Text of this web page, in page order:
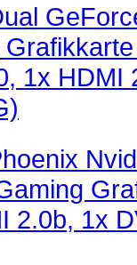
1x HDMI
2.0b, 1x